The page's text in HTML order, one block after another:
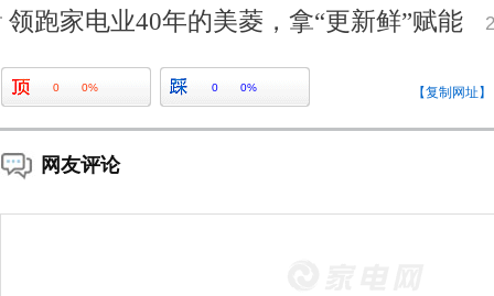
领跑家电业40年的美菱，拿“更新鲜”赋能
0 0% 0 0% 【复制网址】
网友评论